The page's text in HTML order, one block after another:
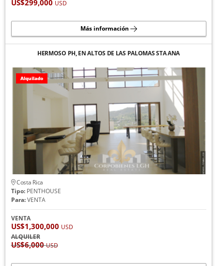
US$299,000 USD
Más información
HERMOSO PH, EN ALTOS DE LAS PALOMAS STA ANA
Alquilado
Costa Rica
Tipo:PENTHOUSE
Para:VENTA
VENTA
US$1,300,000 USD
ALQUILER
US$6,000USD